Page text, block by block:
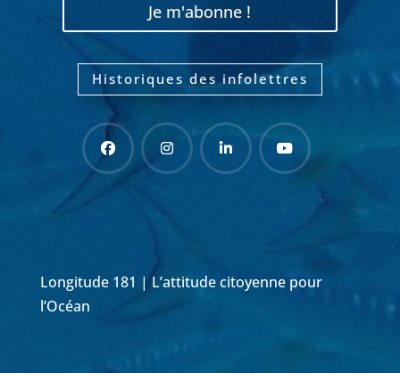
Je m'abonne !
Historiques des infolettres
Longitude 181 | L’attitude citoyenne pour
l’Océan